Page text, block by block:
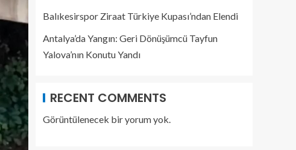
Balıkesirspor Ziraat Türkiye Kupası’ndan Elendi
Antalya’da Yangın: Geri Dönüşümcü Tayfun
Yalova’nın Konutu Yandı
RECENT COMMENTS
Görüntülenecek bir yorum yok.